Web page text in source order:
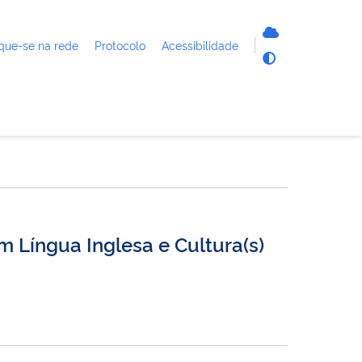
se na rede Protocolo Acessibilidade
Língua Inglesa e Cultura(s)